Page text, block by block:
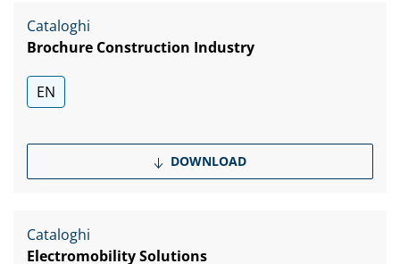
Cataloghi
Brochure Construction Industry
EN
DOWNLOAD
Cataloghi
Electromobility Solutions